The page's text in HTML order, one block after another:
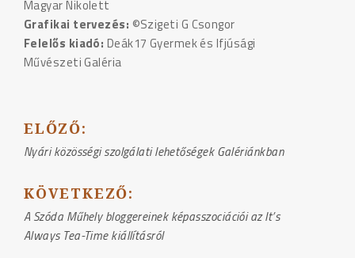
Magyar Nikolett
Grafikai tervezés: ©Szigeti G Csongor
Felelős kiadó: Deák17 Gyermek és Ifjúsági
Művészeti Galéria
BEJEGYZÉS
NAVIGÁCIÓ
ELŐZŐ:
Nyári közösségi szolgálati lehetőségek Galériánkban
KÖVETKEZŐ:
A Szóda Műhely bloggereinek képasszociációi az It’s
Always Tea-Time kiállításról